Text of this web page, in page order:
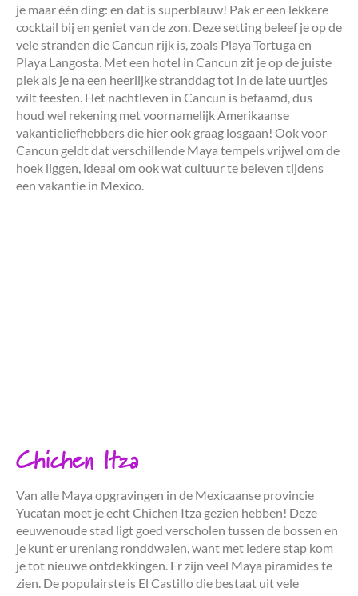
je maar één ding: en dat is superblauw! Pak er een lekkere
cocktail bij en geniet van de zon. Deze setting beleef je op de
vele stranden die Cancun rijk is, zoals Playa Tortuga en
Playa Langosta. Met een hotel in Cancun zit je op de juiste
plek als je na een heerlijke stranddag tot in de late uurtjes
wilt feesten. Het nachtleven in Cancun is befaamd, dus
houd wel rekening met voornamelijk Amerikaanse
vakantieliefhebbers die hier ook graag losgaan! Ook voor
Cancun geldt dat verschillende Maya tempels vrijwel om de
hoek liggen, ideaal om ook wat cultuur te beleven tijdens
een vakantie in Mexico.
Chichen Itza
Van alle Maya opgravingen in de Mexicaanse provincie
Yucatan moet je echt Chichen Itza gezien hebben! Deze
eeuwenoude stad ligt goed verscholen tussen de bossen en
je kunt er urenlang ronddwalen, want met iedere stap kom
je tot nieuwe ontdekkingen. Er zijn veel Maya piramides te
zien. De populairste is El Castillo die bestaat uit vele